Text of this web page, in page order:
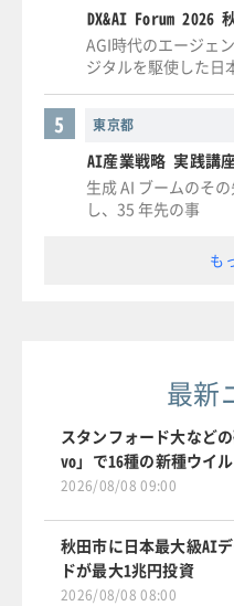
DX&AI Forum 2026
AGI時代のエージェ
ジタルを駆使した日
東京都
5
AI産業戦略 実践講
生成 AI ブームのそ
し、35 年先の事
も
最新
スタンフォード大など
vo」で16種の新種ウイ
2026/08/08 09:00
秋田市に日本最大級AI
ドが最大1兆円投資
2026/08/08 08:00